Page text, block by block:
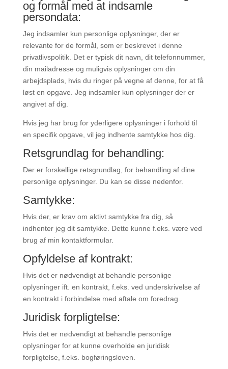
og formål med at indsamle
persondata:
Jeg indsamler kun personlige oplysninger, der er
relevante for de formål, som er beskrevet i denne
privatlivspolitik. Det er typisk dit navn, dit telefonnummer,
din mailadresse og muligvis oplysninger om din
arbejdsplads, hvis du ringer på vegne af denne, for at få
løst en opgave. Jeg indsamler kun oplysninger der er
angivet af dig.
Hvis jeg har brug for yderligere oplysninger i forhold til
en specifik opgave, vil jeg indhente samtykke hos dig.
Retsgrundlag for behandling:
Der er forskellige retsgrundlag, for behandling af dine
personlige oplysninger. Du kan se disse nedenfor.
Samtykke:
Hvis der, er krav om aktivt samtykke fra dig, så
indhenter jeg dit samtykke. Dette kunne f.eks. være ved
brug af min kontaktformular.
Opfyldelse af kontrakt:
Hvis det er nødvendigt at behandle personlige
oplysninger ift. en kontrakt, f.eks. ved underskrivelse af
en kontrakt i forbindelse med aftale om foredrag.
Juridisk forpligtelse:
Hvis det er nødvendigt at behandle personlige
oplysninger for at kunne overholde en juridisk
forpligtelse, f.eks. bogføringsloven.